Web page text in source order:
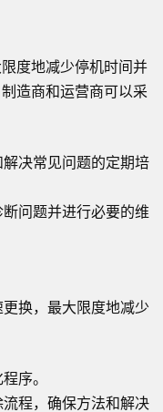
度地减少停机时间并
造商和运营商可以采
决常见问题的定期培
问题并进行必要的维
换，最大限度地减少
序。
程，确保方法和解决